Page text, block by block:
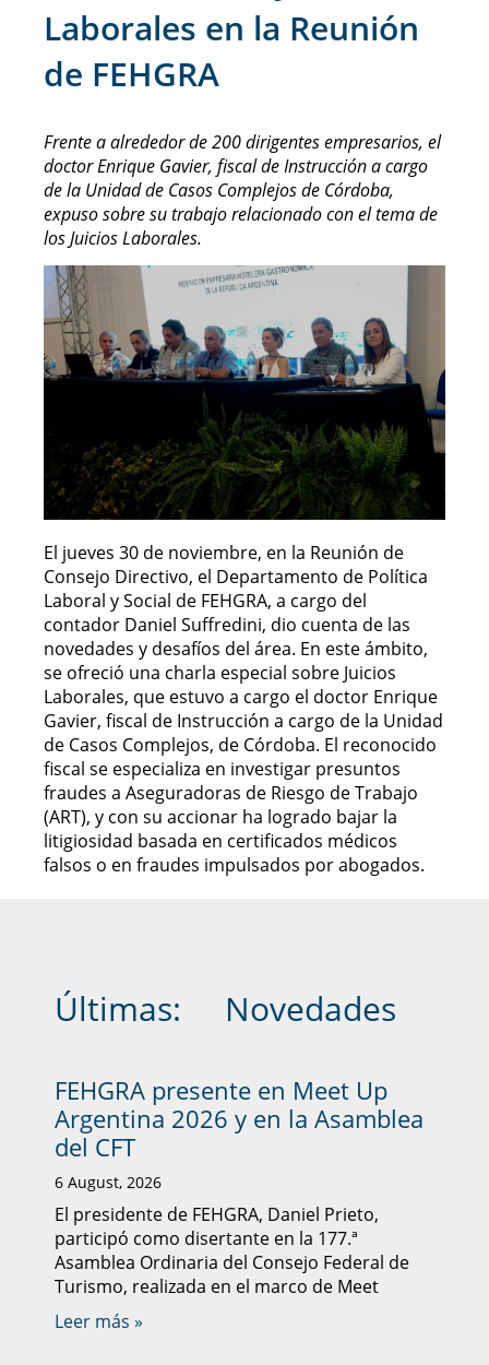
Laborales en la Reunión
de FEHGRA
Frente a alrededor de 200 dirigentes empresarios, el
doctor Enrique Gavier, fiscal de Instrucción a cargo
de la Unidad de Casos Complejos de Córdoba,
expuso sobre su trabajo relacionado con el tema de
los Juicios Laborales.
El jueves 30 de noviembre, en la Reunión de
Consejo Directivo, el Departamento de Política
Laboral y Social de FEHGRA, a cargo del
contador Daniel Suffredini, dio cuenta de las
novedades y desafíos del área. En este ámbito,
se ofreció una charla especial sobre Juicios
Laborales, que estuvo a cargo el doctor Enrique
Gavier, fiscal de Instrucción a cargo de la Unidad
de Casos Complejos, de Córdoba. El reconocido
fiscal se especializa en investigar presuntos
fraudes a Aseguradoras de Riesgo de Trabajo
(ART), y con su accionar ha logrado bajar la
litigiosidad basada en certificados médicos
falsos o en fraudes impulsados por abogados.
Últimas: Novedades
FEHGRA presente en Meet Up
Argentina 2026 y en la Asamblea
del CFT
6 August, 2026
El presidente de FEHGRA, Daniel Prieto,
participó como disertante en la 177.ª
Asamblea Ordinaria del Consejo Federal de
Turismo, realizada en el marco de Meet
Leer más »